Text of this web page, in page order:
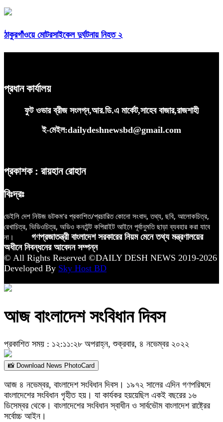
ঠাকুরগাঁওয়ে মোটরসাইকেল দুর্ঘটনায় নিহত ২
প্রধান কার্যালয়
ফুট ওভার ব্রীজ সংলগ্ন,আর.ডি.এ মার্কেট,সাহেব বাজার,রাজশাহী
ই-মেইল:dailydeshnewsbd@gmail.com
প্রকাশক : রায়হান রোহান
বিঃদ্রঃ
ডেইলি দেশ নিউজ ডটকম’র প্রকাশিত/প্রচারিত কোনো সংবাদ, তথ্য, ছবি, আলোকচিত্র,
রেখাচিত্র, ভিডিওচিত্র, অডিও কনটেন্ট কপিরাইট আইনে পূর্বানুমতি ছাড়া ব্যবহার করা যাবে
না।
গণপ্রজাতন্ত্রী বাংলাদেশ সরকারের নিয়ম মেনে তথ্য মন্ত্রণালয়ের
অধীনে নিবন্ধনের আবেদন সম্পন্ন
© All Rights Reserved ©DAILY DESH NEWS 2019-2026
Developed By Sky Host BD
আজ বাংলাদেশ সংবিধান দিবস
প্রকাশিত সময় : ১২:১১:২৮ অপরাহ্ন, শুক্রবার, ৪ নভেম্বর ২০২২
📸 Download News PhotoCard
আজ ৪ নভেম্বর, বাংলাদেশ সংবিধান দিবস। ১৯৭২ সালের এদিন গণপরিষদে
বাংলাদেশের সংবিধান গৃহীত হয়। যা কার্যকর হয়য়েছিল একই বছরের ১৬
ডিসেম্বর থেকে। বাংলাদেশের সংবিধান স্বাধীন ও সার্বভৌম বাংলাদেশ রাষ্ট্রের
সর্বোচ্চ আইন।